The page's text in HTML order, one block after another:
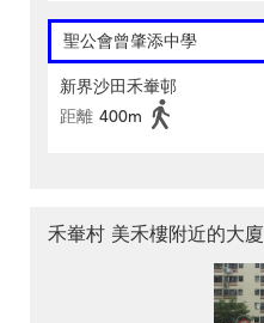
聖公會曾肇添中學
新界沙田禾輋邨
距離 400m
禾輋村 美禾樓附近的大廈